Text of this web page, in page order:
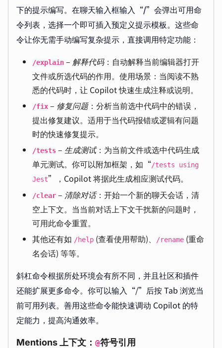
下的提示编写。在聊天输入框输入“/”会弹出可用命
令列表，选择一个即可插入预定义提示模板。这些命
令让你无需手动编写复杂提示，直接调用特定功能：
/explain – 解释代码：自动解释当前编辑器打开
文件或所选代码的作用。使用场景：当阅读不熟
悉的代码时，让 Copilot 快速生成注释或说明。
/fix – 修复问题：分析当前选中代码中的错误，
提出修复建议。适用于当代码报错或逻辑有问题
时的快速修复提示。
/tests – 生成测试：为当前文件或选中代码生成
单元测试。你可以附加框架，如“/tests using
Jest”，Copilot 将据此生成相应测试代码。
/clear – 清除对话：开始一个新的聊天会话，清
空上下文。当当前对话上下文干扰新的问题时，
可用此命令重置。
其他还有如 /help (查看使用帮助)、 /rename (重命
名会话) 等等。
斜杠命令根据所处环境会有所不同，并且社区和插件
还能扩展更多命令。你可以输入“/”后按 Tab 浏览当
前可用列表。善用这些命令能快速调动 Copilot 的特
定能力，提高沟通效率。
Mentions 上下文： @符号引用